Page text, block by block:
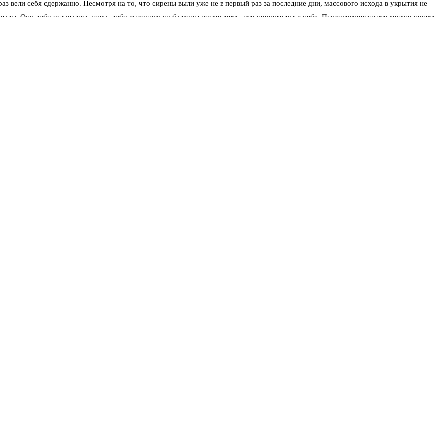
вели себя сдержанно. Несмотря на то, что сирены выли уже не в первый раз за последние дни, массового исхода в укрытия не
Они либо оставались дома, либо выходили на балконы посмотреть, что происходит в небе. Психологически это можно понять